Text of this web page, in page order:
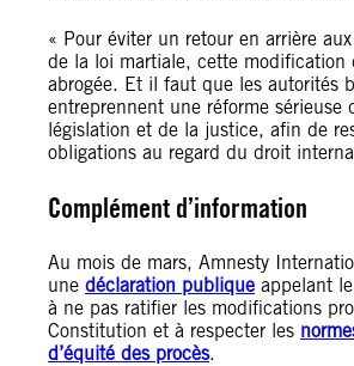
« Pour éviter un retour en arrière
de la loi martiale, cette modification
abrogée. Et il faut que les autorités
entreprennent une réforme sérieuse
législation et de la justice, afin de
obligations au regard du droit
Complément d’information
Au mois de mars, Amnesty
une déclaration publique appelant
à ne pas ratifier les modifications
Constitution et à respecter les
d’équité des procès.